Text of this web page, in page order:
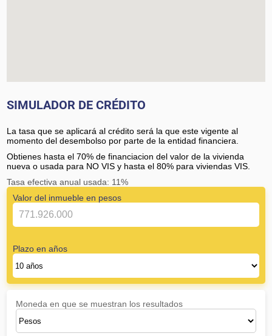
SIMULADOR DE CRÉDITO
La tasa que se aplicará al crédito será la que este vigente al
momento del desembolso por parte de la entidad financiera.
Obtienes hasta el 70% de financiacion del valor de la vivienda
nueva o usada para NO VIS y hasta el 80% para viviendas VIS.
Tasa efectiva anual usada: 11%
Valor del inmueble en pesos
Plazo en años
Moneda en que se muestran los resultados